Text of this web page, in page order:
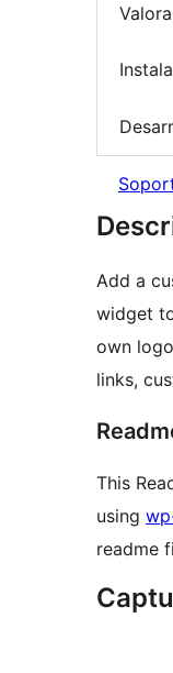
Add a
widget
own
links,
This
using
readme